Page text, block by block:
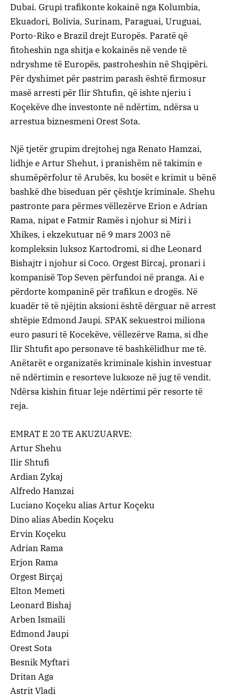
Dubai. Grupi trafikonte kokainë nga Kolumbia,
Ekuadori, Bolivia, Surinam, Paraguai, Uruguai,
Porto-Riko e Brazil drejt Europës. Paratë që
fitoheshin nga shitja e kokainës në vende të
ndryshme të Europës, pastroheshin në Shqipëri.
Për dyshimet për pastrim parash është firmosur
masë arresti për Ilir Shtufin, që ishte njeriu i
Koçekëve dhe investonte në ndërtim, ndërsa u
arrestua biznesmeni Orest Sota.
Një tjetër grupim drejtohej nga Renato Hamzai,
lidhje e Artur Shehut, i pranishëm në takimin e
shumëpërfolur të Arubës, ku bosët e krimit u bënë
bashkë dhe biseduan për çështje kriminale. Shehu
pastronte para përmes vëllezërve Erion e Adrian
Rama, nipat e Fatmir Ramës i njohur si Miri i
Xhikes, i ekzekutuar në 9 mars 2003 në
kompleksin luksoz Kartodromi, si dhe Leonard
Bishajtr i njohur si Coco. Orgest Bircaj, pronari i
kompanisë Top Seven përfundoi në pranga. Ai e
përdorte kompaninë për trafikun e drogës. Në
kuadër të të njëjtin aksioni është dërguar në arrest
shtëpie Edmond Jaupi. SPAK sekuestroi miliona
euro pasuri të Kocekëve, vëllezërve Rama, si dhe
Ilir Shtufit apo personave të bashkëlidhur me të.
Anëtarët e organizatës kriminale kishin investuar
në ndërtimin e resorteve luksoze në jug të vendit.
Ndërsa kishin fituar leje ndërtimi për resorte të
reja.
EMRAT E 20 TE AKUZUARVE:
Artur Shehu
Ilir Shtufi
Ardian Zykaj
Alfredo Hamzai
Luciano Koçeku alias Artur Koçeku
Dino alias Abedin Koçeku
Ervin Koçeku
Adrian Rama
Erjon Rama
Orgest Birçaj
Elton Memeti
Leonard Bishaj
Arben Ismaili
Edmond Jaupi
Orest Sota
Besnik Myftari
Dritan Aga
Astrit Vladi